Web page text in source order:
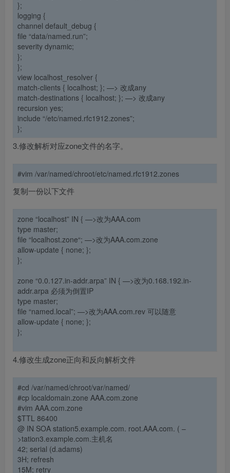
};
logging {
channel default_debug {
file “data/named.run”;
severity dynamic;
};
};
view localhost_resolver {
match-clients { localhost; }; —> 改成any
match-destinations { localhost; }; —> 改成any
recursion yes;
include “/etc/named.rfc1912.zones”;
};
3.修改解析对应zone文件的名字。
#vim /var/named/chroot/etc/named.rfc1912.zones
复制一份以下文件
zone “localhost” IN { —>改为AAA.com
type master;
file “localhost.zone“; —>改为AAA.com.zone
allow-update { none; };
};
zone “0.0.127.in-addr.arpa” IN { —>改为0.168.192.in-
addr.arpa 必须为倒置IP
type master;
file “named.local”; —>改为AAA.com.rev 可以随意
allow-update { none; };
};
4.修改生成zone正向和反向解析文件
#cd /var/named/chroot/var/named/
#cp localdomain.zone AAA.com.zone
#vim AAA.com.zone
$TTL 86400
@ IN SOA station5.example.com. root.AAA.com. ( –
>tation3.example.com.主机名
42; serial (d.adams)
3H; refresh
15M; retry